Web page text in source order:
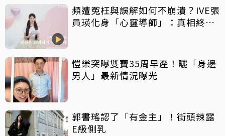
頻遭冤枉與誤解如何不崩潰？IVE張
員瑛化身「心靈導師」：真相終會
愷樂突曝雙寶35周早產！曬「身邊
男人」最新情況曝光
郭書瑤認了「有金主」！街頭辣露
E級側乳